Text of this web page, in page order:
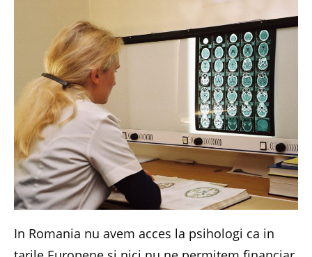
In Romania nu avem acces la psihologi ca in